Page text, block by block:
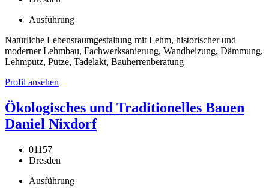
Ausführung
Natürliche Lebensraumgestaltung mit Lehm, historischer und
moderner Lehmbau, Fachwerksanierung, Wandheizung, Dämmung,
Lehmputz, Putze, Tadelakt, Bauherrenberatung
Profil ansehen
Ökologisches und Traditionelles Bauen
Daniel Nixdorf
01157
Dresden
Ausführung